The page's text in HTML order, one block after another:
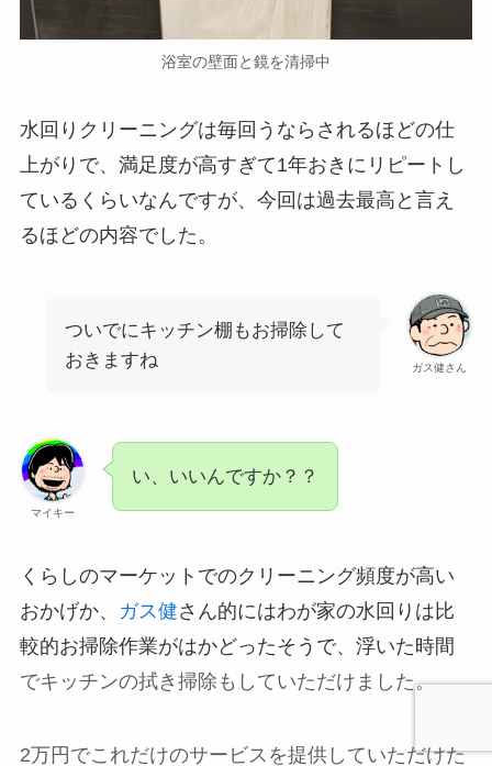
浴室の壁面と鏡を清掃中
水回りクリーニングは毎回うならされるほどの仕
上がりで、満足度が高すぎて1年おきにリピートし
ているくらいなんですが、今回は過去最高と言え
るほどの内容でした。
ガス健さん
ついでにキッチン棚もお掃除して
おきますね
マイキー
い、いいんですか？？
くらしのマーケットでのクリーニング頻度が高い
おかげか、
ガス健さん的にはわが家の水回りは比
較的お掃除作業がはかどったそうで、浮いた時間
でキッチンの拭き掃除もしていただけました。
2万円でこれだけのサービスを提供していただけた